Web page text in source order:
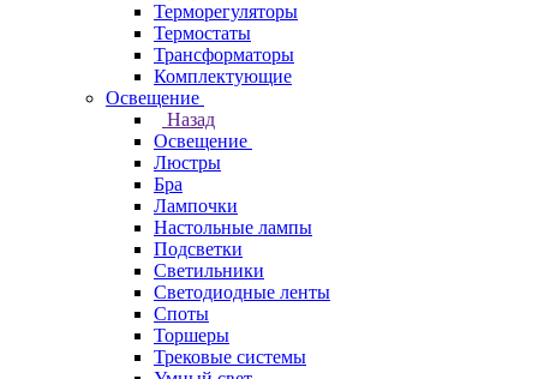
Терморегуляторы
Термостаты
Трансформаторы
Комплектующие
Освещение
Назад
Освещение
Люстры
Бра
Лампочки
Настольные лампы
Подсветки
Светильники
Светодиодные ленты
Споты
Торшеры
Трековые системы